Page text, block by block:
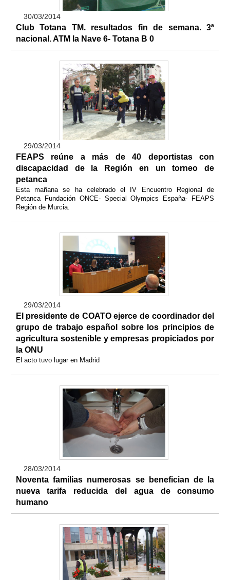
30/03/2014
Club Totana TM. resultados fin de semana. 3ª
nacional. ATM la Nave 6- Totana B 0
29/03/2014
FEAPS reúne a más de 40 deportistas con
discapacidad de la Región en un torneo de
petanca
Esta mañana se ha celebrado el IV Encuentro Regional de
Petanca Fundación ONCE- Special Olympics España- FEAPS
Región de Murcia.
29/03/2014
El presidente de COATO ejerce de coordinador del
grupo de trabajo español sobre los principios de
agricultura sostenible y empresas propiciados por
la ONU
El acto tuvo lugar en Madrid
28/03/2014
Noventa familias numerosas se benefician de la
nueva tarifa reducida del agua de consumo
humano